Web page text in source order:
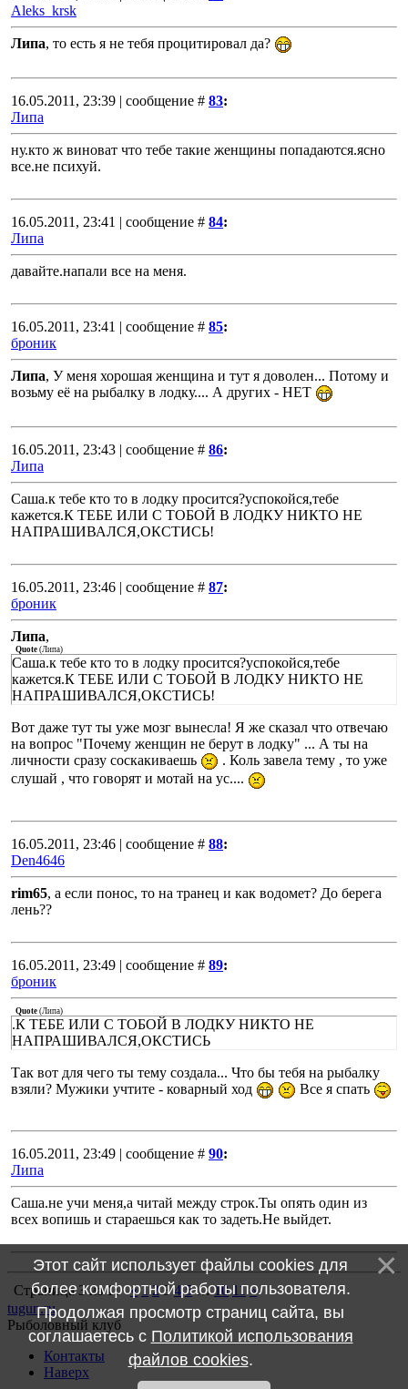
Aleks_krsk
Липа, то есть я не тебя процитировал да?
16.05.2011, 23:39 | сообщение # 83:
Липа
ну.кто ж виноват что тебе такие женщины попадаются.ясно
все.не психуй.
16.05.2011, 23:41 | сообщение # 84:
Липа
давайте.напали все на меня.
16.05.2011, 23:41 | сообщение # 85:
броник
Липа, У меня хорошая женщина и тут я доволен... Потому и
возьму её на рыбалку в лодку.... А других - НЕТ
16.05.2011, 23:43 | сообщение # 86:
Липа
Саша.к тебе кто то в лодку просится?успокойся,тебе
кажется.К ТЕБЕ ИЛИ С ТОБОЙ В ЛОДКУ НИКТО НЕ
НАПРАШИВАЛСЯ,ОКСТИСЬ!
16.05.2011, 23:46 | сообщение # 87:
броник
Липа,
Quote (Липа)
Саша.к тебе кто то в лодку просится?успокойся,тебе
кажется.К ТЕБЕ ИЛИ С ТОБОЙ В ЛОДКУ НИКТО НЕ
НАПРАШИВАЛСЯ,ОКСТИСЬ!
Вот даже тут ты уже мозг вынесла! Я же сказал что отвечаю
на вопрос "Почему женщин не берут в лодку" ... А ты на
личности сразу соскакиваешь
. Коль завела тему , то уже
слушай , что говорят и мотай на ус....
16.05.2011, 23:46 | сообщение # 88:
Den4646
rim65, а если понос, то на транец и как водомет? До берега
лень??
16.05.2011, 23:49 | сообщение # 89:
броник
Quote (Липа)
.К ТЕБЕ ИЛИ С ТОБОЙ В ЛОДКУ НИКТО НЕ
НАПРАШИВАЛСЯ,ОКСТИСЬ
Так вот для чего ты тему создала... Что бы тебя на рыбалку
взяли? Мужики учтите - коварный ход
Все я спать
16.05.2011, 23:49 | сообщение # 90:
Липа
Саша.не учи меня,а читай между строк.Ты опять один из
всех вопишь и стараешься как то задеть.Не выйдет.
Страница3из11 « 1 2 3 4 5 … 10 11 »
tugun.ru
Рыболовный клуб
Контакты
Наверх
Этот сайт использует файлы cookies для
более комфортной работы пользователя.
Продолжая просмотр страниц сайта, вы
соглашаетесь с Политикой использования
файлов cookies.